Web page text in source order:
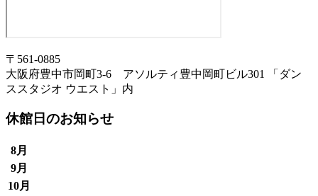
〒561-0885
大阪府豊中市岡町3-6 アソルティ豊中岡町ビル301 「ダン
ススタジオ ウエスト」内
休館日のお知らせ
8月
9月
10月